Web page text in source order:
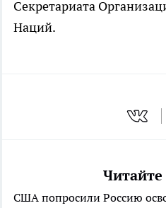
Секретариата
Наций.
США попросили Россию